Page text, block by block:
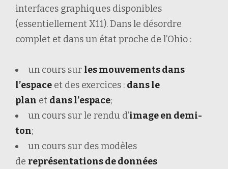
interfaces graphiques disponibles
(essentiellement X11). Dans le désordre
complet et dans un état proche de l’Ohio :
un cours sur les mouvements dans
l’espace et des exercices : dans le
plan et dans l’espace;
un cours sur le rendu d’image en demi-
ton;
un cours sur des modèles
de représentations de données